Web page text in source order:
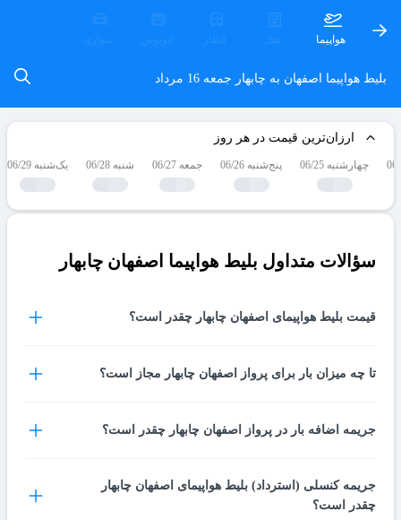
هواپیما
بلیط هواپیما اصفهان به چابهار جمعه 16 مرداد
ارزان‌ترین قیمت در هر روز
چهارشنبه 06/25 پنج‌شنبه 06/26 جمعه 06/27 شنبه 06/28 یک‌شنبه 06/29
سؤالات متداول بلیط هواپیما اصفهان چابهار
قیمت بلیط هواپیمای اصفهان چابهار چقدر است؟
قیمت بلیط هواپیمای اصفهان چابهار در هر روز بسته به شرایط
قیمت بروز بلیط هواپیمای اصفهان چابهار را مشاهده کنید و رزرو
تا چه میزان بار برای پرواز اصفهان چابهار مجاز است؟
میزان بار مجاز به ایرلاین ها (ماهان، ایران ایر، آسمان و ...)، کلاس
ولی به طور کلی میزان بار مجاز برای بلیط های کلاس اکونومی بین
15 تا 25 کیلوگرم است.
جریمه اضافه بار در پرواز اصفهان چابهار چقدر است؟
به طور میانگین، نرخی که برای اضافه بار دریافت میشود برای هر
جریمه کنسلی (استرداد) بلیط هواپیمای اصفهان چابهار
چقدر است؟